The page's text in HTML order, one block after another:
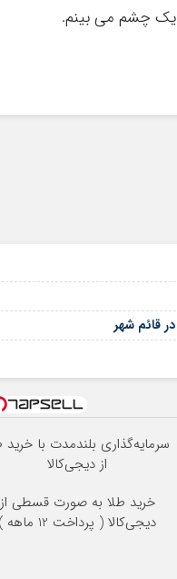
یک چشم می بینم.
قائم شهر
سرمایه‌گذاری بلندمدت با خرید
از دیجی‌کالا
خرید طلا به صورت قسطی از
دیجی‌کالا ( پرداخت 12 ماهه )